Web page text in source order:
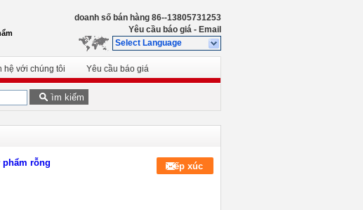
doanh số bán hàng 86--13805731253
Yêu cầu báo giá - Email
Select Language
hệ với chúng tôi Yêu cầu báo giá
Tìm kiếm
phẩm rỗng Tiếp xúc